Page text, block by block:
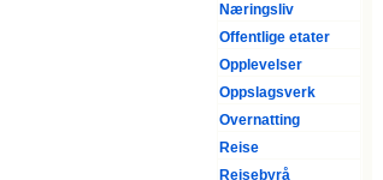
Næringsliv
Offentlige etater
Opplevelser
Oppslagsverk
Overnatting
Reise
Reisebyrå